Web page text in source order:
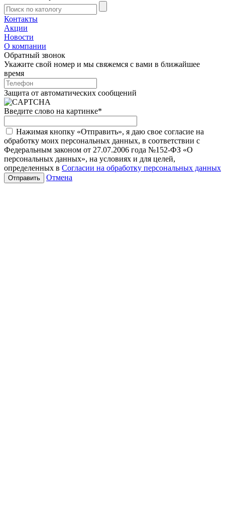
Контакты
Акции
Новости
О компании
Обратный звонок
Укажите свой номер и мы свяжемся с вами в ближайшее
время
Защита от автоматических сообщений
Введите слово на картинке*
Нажимая кнопку «Отправить», я даю свое согласие на
обработку моих персональных данных, в соответствии с
Федеральным законом от 27.07.2006 года №152-ФЗ «О
персональных данных», на условиях и для целей,
определенных в Согласии на обработку персональных данных
Отмена